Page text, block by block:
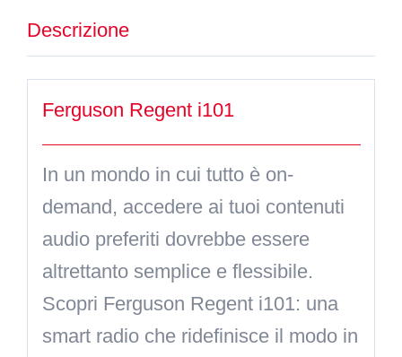
Descrizione
Ferguson Regent i101
In un mondo in cui tutto è on-
demand, accedere ai tuoi contenuti
audio preferiti dovrebbe essere
altrettanto semplice e flessibile.
Scopri Ferguson Regent i101: una
smart radio che ridefinisce il modo in